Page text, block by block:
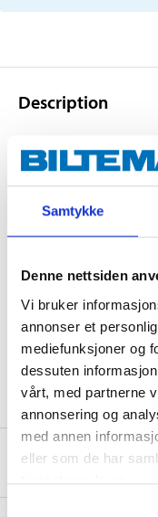
Samtykke
Denne nettsiden
Vi bruker
annonser et
mediefunksjoner og
dessuten
vårt, med partnerne
annonsering og
med annen
eller som de har
Description
Made of
or manufacture of
Technical
Length
About the